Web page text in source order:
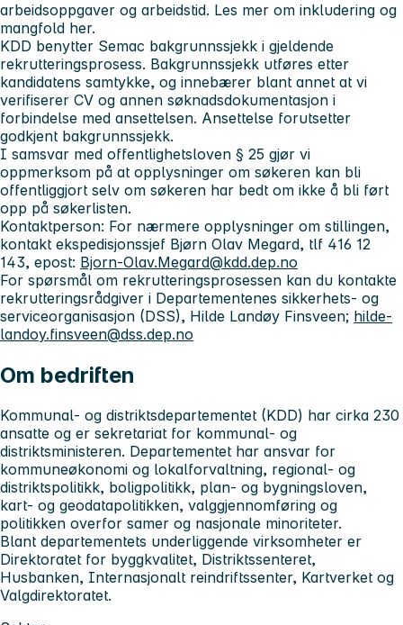
arbeidsoppgaver og arbeidstid. Les mer om inkludering og
mangfold her.
KDD benytter Semac bakgrunnssjekk i gjeldende
rekrutteringsprosess. Bakgrunnssjekk utføres etter
kandidatens samtykke, og innebærer blant annet at vi
verifiserer CV og annen søknadsdokumentasjon i
forbindelse med ansettelsen. Ansettelse forutsetter
godkjent bakgrunnssjekk.
I samsvar med offentlighetsloven § 25 gjør vi
oppmerksom på at opplysninger om søkeren kan bli
offentliggjort selv om søkeren har bedt om ikke å bli ført
opp på søkerlisten.
Kontaktperson: For nærmere opplysninger om stillingen,
kontakt ekspedisjonssjef Bjørn Olav Megard, tlf 416 12
143, epost: Bjorn-Olav.Megard@kdd.dep.no
For spørsmål om rekrutteringsprosessen kan du kontakte
rekrutteringsrådgiver i Departementenes sikkerhets- og
serviceorganisasjon (DSS), Hilde Landøy Finsveen; hilde-
landoy.finsveen@dss.dep.no
Om bedriften
Kommunal- og distriktsdepartementet (KDD) har cirka 230
ansatte og er sekretariat for kommunal- og
distriktsministeren. Departementet har ansvar for
kommuneøkonomi og lokalforvaltning, regional- og
distriktspolitikk, boligpolitikk, plan- og bygningsloven,
kart- og geodatapolitikken, valggjennomføring og
politikken overfor samer og nasjonale minoriteter.
Blant departementets underliggende virksomheter er
Direktoratet for byggkvalitet, Distriktssenteret,
Husbanken, Internasjonalt reindriftssenter, Kartverket og
Valgdirektoratet.